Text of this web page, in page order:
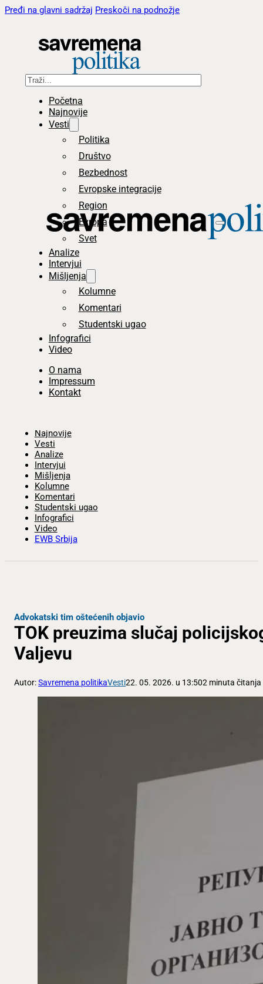
Pređi na glavni sadržaj Preskoči na podnožje
Pretraga
Početna
Najnovije
Vesti
Politika
Društvo
Bezbednost
Evropske integracije
Region
Evropa
Svet
Analize
Intervjui
Mišljenja
Kolumne
Komentari
Studentski ugao
Infografici
Video
O nama
Impressum
Kontakt
Najnovije
Vesti
Analize
Intervjui
Mišljenja
Kolumne
Komentari
Studentski ugao
Infografici
Video
EWB Srbija
Advokatski tim oštećenih objavio
TOK preuzima slučaj
Valjevu
Autor:Savremena politikaVesti22. 05. 2026. u 13:502 minuta čitanja